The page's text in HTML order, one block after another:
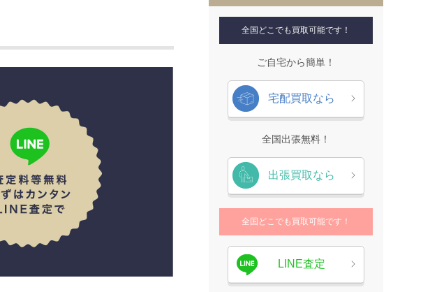
全国どこでも買取可能です！
ご自宅から簡単！
宅配買取なら
全国出張無料！
出張買取なら
全国どこでも買取可能です！
LINE査定